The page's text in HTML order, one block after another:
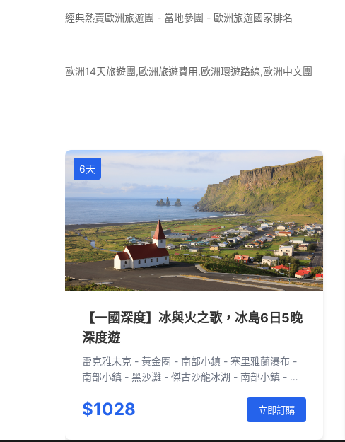
經典熱賣歐洲旅遊團 - 當地參團 - 歐洲旅遊國家排名
歐洲14天旅遊團,歐洲旅遊費用,歐洲環遊路線,歐洲中文團
6天
【一國深度】冰與火之歌，冰島6日5晚
深度遊
雷克雅未克 - 黃金圈 - 南部小鎮 - 塞里雅蘭瀑布 -
南部小鎮 - 黑沙灘 - 傑古沙龍冰湖 - 南部小鎮 - 雷
雅未克
$1028 立即訂購